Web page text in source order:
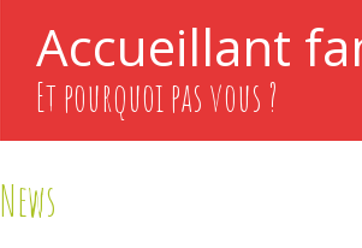
Accueillant
Et pourquoi pas vous ?
News